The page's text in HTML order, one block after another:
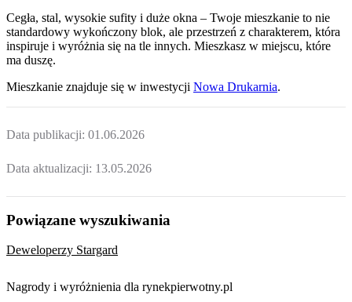
Cegła, stal, wysokie sufity i duże okna – Twoje mieszkanie to nie
standardowy wykończony blok, ale przestrzeń z charakterem, która
inspiruje i wyróżnia się na tle innych. Mieszkasz w miejscu, które
ma duszę.
Mieszkanie znajduje się w inwestycji Nowa Drukarnia.
Data publikacji: 01.06.2026
Data aktualizacji: 13.05.2026
Powiązane wyszukiwania
Deweloperzy Stargard
Nagrody i wyróżnienia dla rynekpierwotny.pl